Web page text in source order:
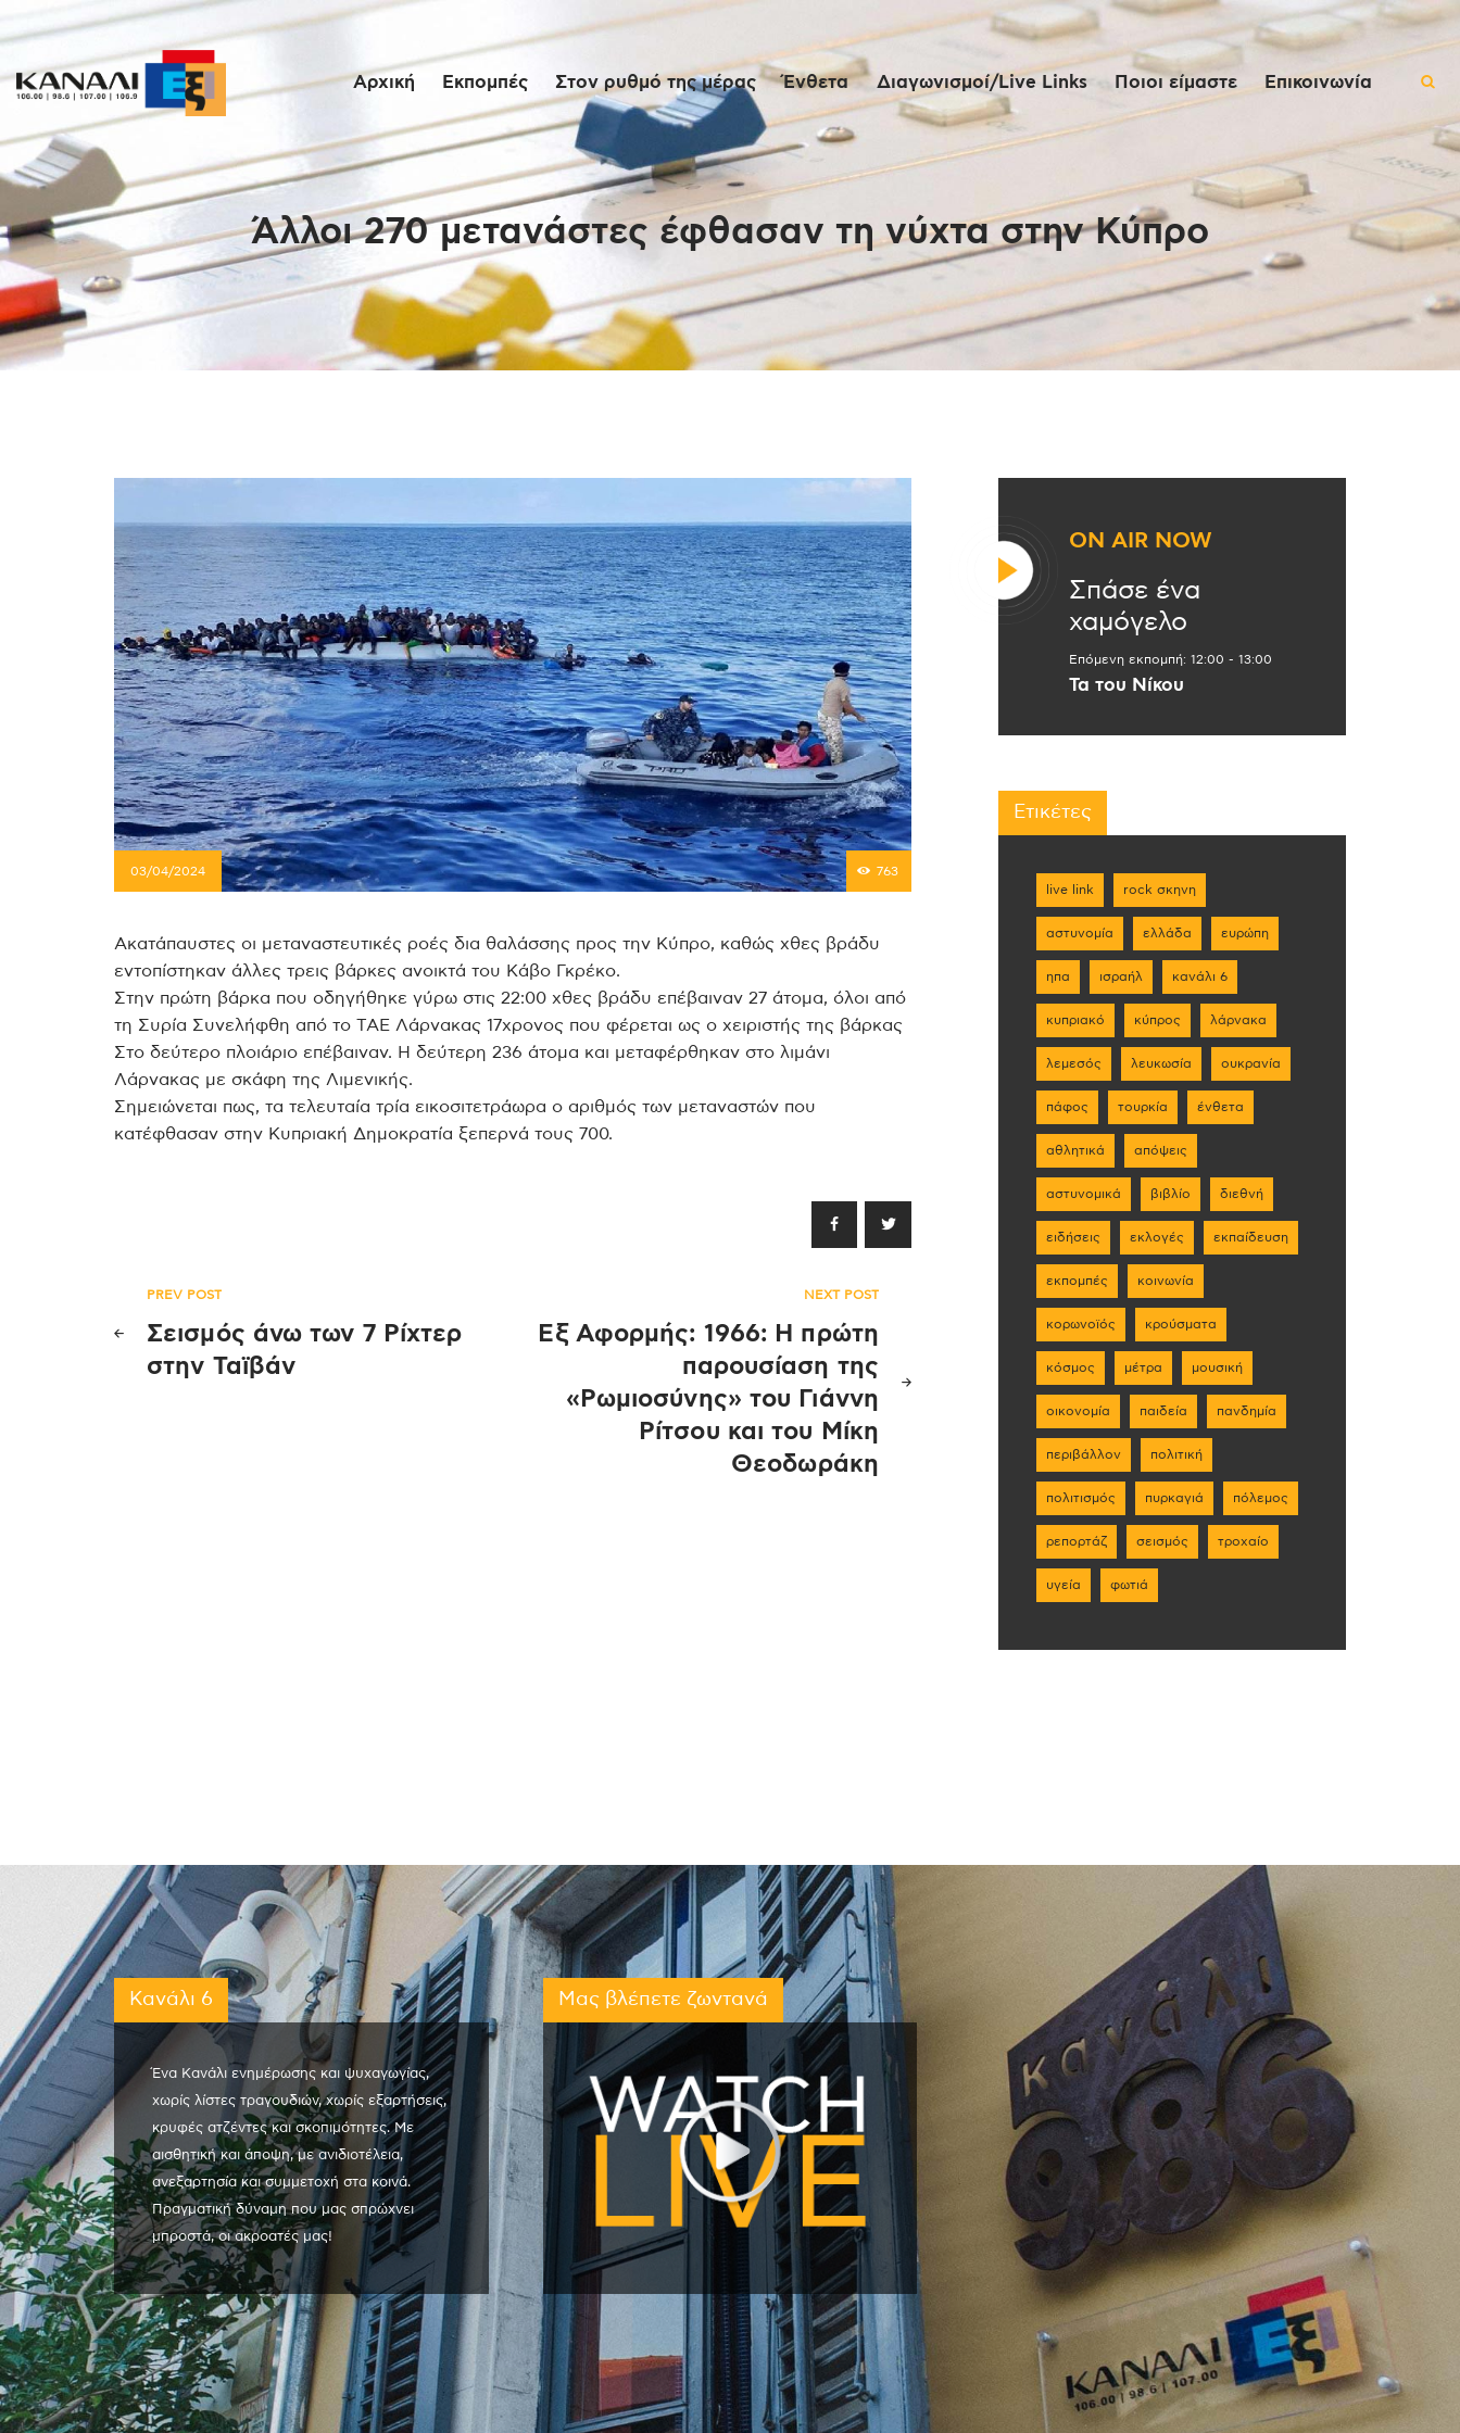
Αρχική Εκπομπές Στον ρυθμό της μέρας Ένθετα Διαγωνισμοί/Live Links Ποιοι είμαστε Επικοινωνία
Άλλοι 270 μετανάστες έφθασαν τη νύχτα στην Κύπρο
Αρχική
Εκπομπές
Στον ρυθμό της
μέρας
Ένθετα
Διαγωνισμοί/Live
03/04/2024 763
Ακατάπαυστες οι μεταναστευτικές ροές δια θαλάσσης προς την Κύπρο, καθώς χθες βράδυ
εντοπίστηκαν άλλες τρεις βάρκες ανοικτά του Κάβο Γκρέκο.
Στην πρώτη βάρκα που οδηγήθηκε γύρω στις 22:00 χθες βράδυ επέβαιναν 27 άτομα, όλοι από
τη Συρία Συνελήφθη από το ΤΑΕ Λάρνακας 17χρονος που φέρεται ως ο χειριστής της βάρκας
Στο δεύτερο πλοιάριο επέβαιναν. Η δεύτερη 236 άτομα και μεταφέρθηκαν στο λιμάνι
Λάρνακας με σκάφη της Λιμενικής.
Σημειώνεται πως, τα τελευταία τρία εικοσιτετράωρα ο αριθμός των μεταναστών που
κατέφθασαν στην Κυπριακή Δημοκρατία ξεπερνά τους 700.
Πλοήγηση
άρθρων
PREV POST
Σεισμός άνω των 7 Ρίχτερ
στην Ταϊβάν
NEXT POST
Εξ Αφορμής: 1966: Η πρώτη
παρουσίαση της
«Ρωμιοσύνης» του Γιάννη
Ρίτσου και του Μίκη
Θεοδωράκη
ON AIR NOW
Σπάσε ένα
χαμόγελο
Επόμενη εκπομπή: 12:00 - 13:00
Τα του Νίκου
Ετικέτες
live link rock σκηνη
αστυνομία ελλάδα ευρώπη
ηπα ισραήλ κανάλι 6
κυπριακό κύπρος λάρνακα
λεμεσός λευκωσία ουκρανία
πάφος τουρκία ένθετα
αθλητικά απόψεις
αστυνομικά βιβλίο διεθνή
ειδήσεις εκλογές εκπαίδευση
εκπομπές κοινωνία
κορωνοϊός κρούσματα
κόσμος μέτρα μουσική
οικονομία παιδεία πανδημία
περιβάλλον πολιτική
πολιτισμός πυρκαγιά πόλεμος
ρεπορτάζ σεισμός τροχαίο
υγεία φωτιά
Κανάλι 6
Ένα Κανάλι ενημέρωσης και ψυχαγωγίας,
χωρίς λίστες τραγουδιών, χωρίς εξαρτήσεις,
κρυφές ατζέντες και σκοπιμότητες. Με
αισθητική και άποψη, με ανιδιοτέλεια,
ανεξαρτησία και συμμετοχή στα κοινά.
Πραγματική δύναμη που μας σπρώχνει
μπροστά, οι ακροατές μας!
Μας βλέπετε ζωντανά